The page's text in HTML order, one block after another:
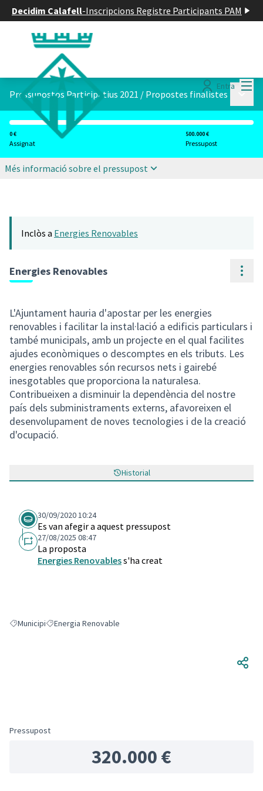
Decidim Calafell-Inscripcions Registre Participants PAM
Entra
Pressupostos Participatius 2021 / Propostes finalistes
0 €
Assignat
500.000 €
Pressupost
Més informació sobre el pressupost
Inclòs a Energies Renovables
Energies Renovables
L'Ajuntament hauria d'apostar per les energies
renovables i facilitar la instal·lació a edificis particulars i
també municipals, amb un projecte en el qual facilites
ajudes econòmiques o descomptes en els tributs. Les
energies renovables són recursos nets i gairebé
inesgotables que proporciona la naturalesa.
Contribueixen a disminuir la dependència del nostre
país dels subministraments externs, afavoreixen el
desenvolupament de noves tecnologies i de la creació
d'ocupació.
Historial
30/09/2020 10:24
Es van afegir a aquest pressupost
27/08/2025 08:47
La proposta
Energies Renovabless'ha creat
Resultats en filtrar per: Municipi
MunicipiResultats en filtrar per: Energia Renovable
Energia Renovable
Pressupost
320.000 €